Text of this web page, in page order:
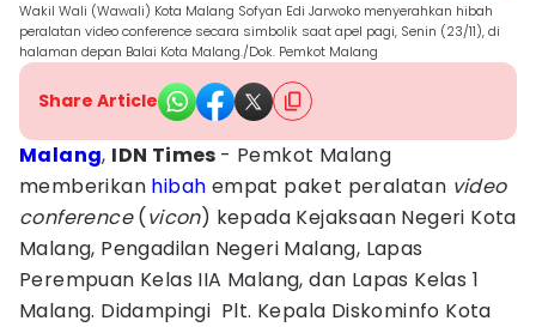
Wakil Wali (Wawali) Kota Malang Sofyan Edi Jarwoko menyerahkan hibah
peralatan video conference secara simbolik saat apel pagi, Senin (23/11), di
halaman depan Balai Kota Malang./Dok. Pemkot Malang
Share Article
Malang, IDN Times - Pemkot Malang
memberikan hibah empat paket peralatan video
conference(vicon) kepada Kejaksaan Negeri Kota
Malang, Pengadilan Negeri Malang, Lapas
Perempuan Kelas IIA Malang, dan Lapas Kelas 1
Malang. Didampingi Plt. Kepala Diskominfo Kota